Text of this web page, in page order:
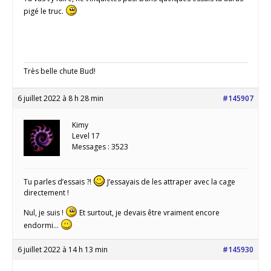
pigé le truc.
Très belle chute Bud!
6 juillet 2022 à 8 h 28 min #145907
Kimy
Level 17
Messages : 3523
Tu parles d’essais ?!
J’essayais de les attraper avec la cage
directement !
Nul, je suis !
Et surtout, je devais être vraiment encore
endormi…
6 juillet 2022 à 14 h 13 min #145930